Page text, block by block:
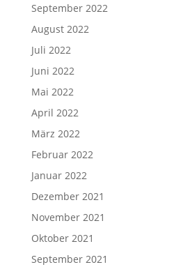
September 2022
August 2022
Juli 2022
Juni 2022
Mai 2022
April 2022
März 2022
Februar 2022
Januar 2022
Dezember 2021
November 2021
Oktober 2021
September 2021